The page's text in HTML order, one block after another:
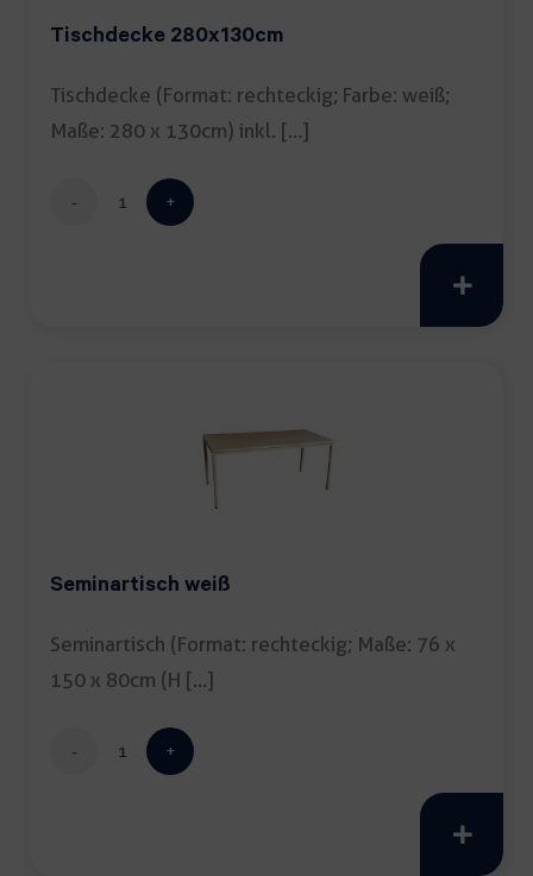
Tischdecke 280x130cm
Tischdecke (Format: rechteckig; Farbe: weiß;
Maße: 280 x 130cm) inkl. […]
Tischdecke
Seminartisch weiß
Seminartisch (Format: rechteckig; Maße: 76 x
150 x 80cm (H […]
Seminartisch